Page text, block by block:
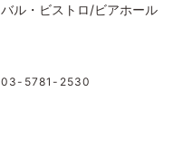
バル・ビストロ ビアホール
03-5781-2530